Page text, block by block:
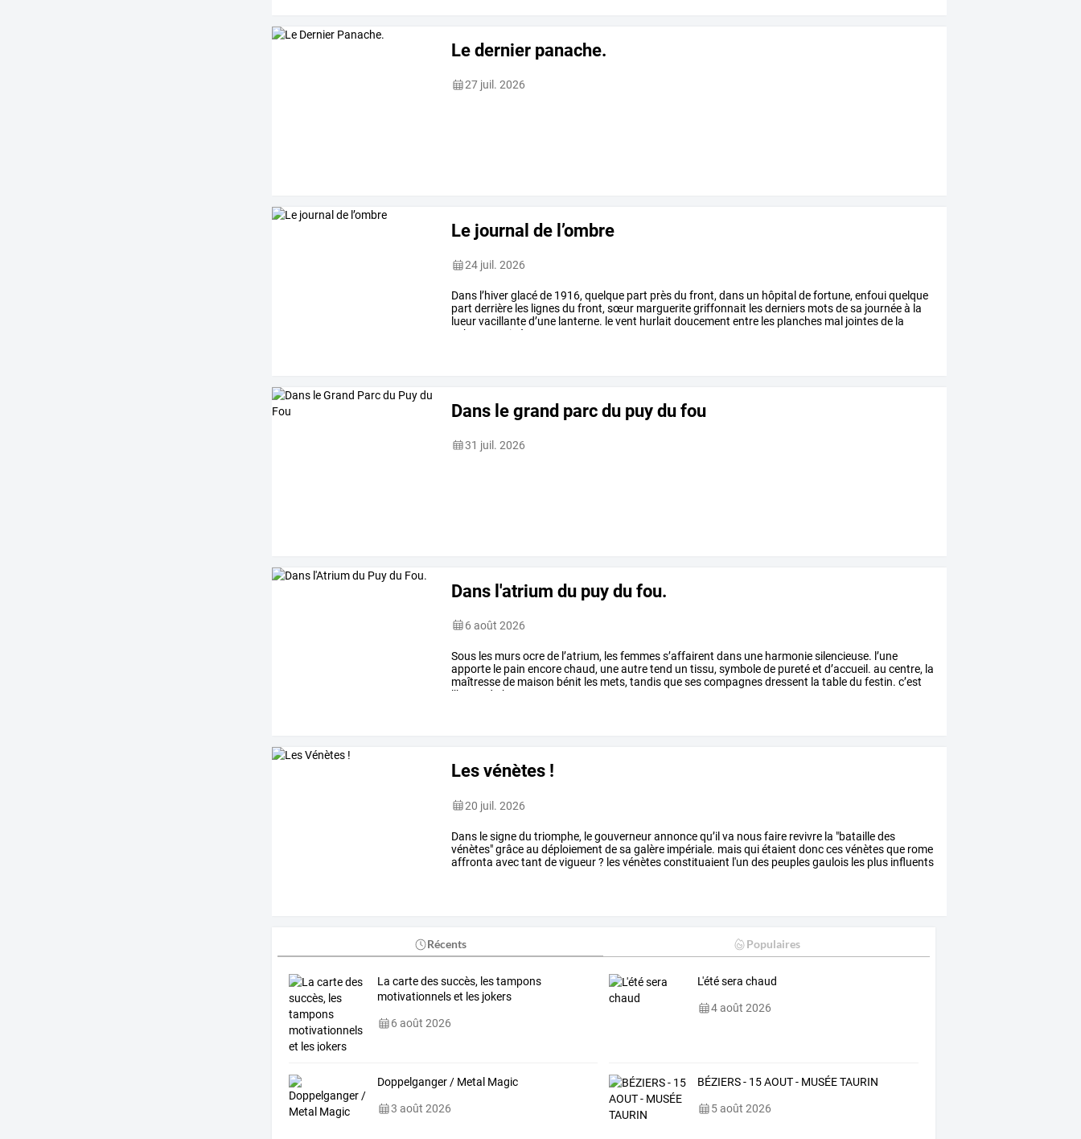
Le dernier panache.
27 juil. 2026
Le journal de l’ombre
24 juil. 2026
Dans l’hiverglacéde 1916, quelque part prèsdu front, dans un hôpital defortune, enfouiquelque
part derrière les lignesdu front, sœur margueritegriffonnait lesderniers motsdesa journéeà la
lueurvacillanted’une lanterne. levent hurlait doucement entre les planches mal jointesde la
cabane,
mais à
Dans le grand parc du puy du fou
31 juil. 2026
Dans l'atrium du puy du fou.
6 août 2026
Sous les mursocrede l’atrium, lesfemmess’affairent dans une harmoniesilencieuse. l’une
apporte le pain encorechaud, uneautretend un tissu, symbolede puretéet d’accueil. au centre, la
maîtressede maison bénit les mets, tandisquesescompagnesdressent la tabledu festin. c’est
l’heure
du banquet,
Les vénètes !
20 juil. 2026
Dans lesignedu triomphe, legouverneurannoncequ’ilva nousfaire revivre la "batailledes
vénètes"grâceau déploiement desa galère impériale. maisquiétaient donccesvénètesque rome
affronta avectant devigueur? lesvénètesconstituaient l'un des peuplesgaulois les plus influents
Récents Populaires
La carte des succès, les tampons
motivationnels et les jokers
6 août 2026
L'été sera chaud
4 août 2026
Doppelganger / Metal Magic
3 août 2026
BÉZIERS - 15 AOUT - MUSÉE TAURIN
5 août 2026